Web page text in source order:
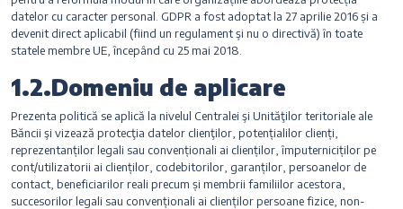
datelor cu caracter personal. GDPR a fost adoptat la 27 aprilie 2016 și a
devenit direct aplicabil (fiind un regulament şi nu o directivă) în toate
statele membre UE, începând cu 25 mai 2018.
1.2.Domeniu de aplicare
Prezenta politică se aplică la nivelul Centralei şi Unităţilor teritoriale ale
Băncii şi vizează protecţia datelor clienţilor, potențialilor clienți,
reprezentanților legali sau convenționali ai clienților, împuterniciților pe
cont/utilizatorii ai clienților, codebitorilor, garanților, persoanelor de
contact, beneficiarilor reali precum și membrii familiilor acestora,
succesorilor legali sau convenționali ai clienților persoane fizice, non-